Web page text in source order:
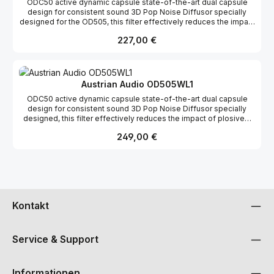
ODC50 active dynamic capsule state-of-the-art dual capsule
design for consistent sound 3D Pop Noise Diffusor specially
designed for the OD505, this filter effectively reduces the impact
Regulärer Preis:
227,00 €
Austrian Audio OD505WL1
ODC50 active dynamic capsule state-of-the-art dual capsule
design for consistent sound 3D Pop Noise Diffusor specially
designed, this filter effectively reduces the impact of plosives.
Regulärer Preis:
249,00 €
Kontakt
Service & Support